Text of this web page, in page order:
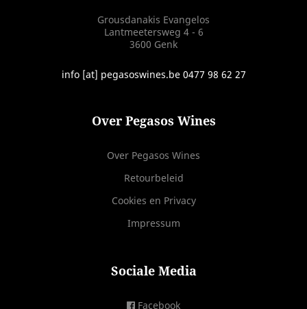
Grousdanakis Evangelos
Lantmeetersweg 4 - 6
3600 Genk
info [at] pegasoswines.be 0477 98 62 27
Over Pegasos Wines
Over Pegasos Wines
Retourbeleid
Cookies en Privacy
Impressum
Sociale Media
Facebook